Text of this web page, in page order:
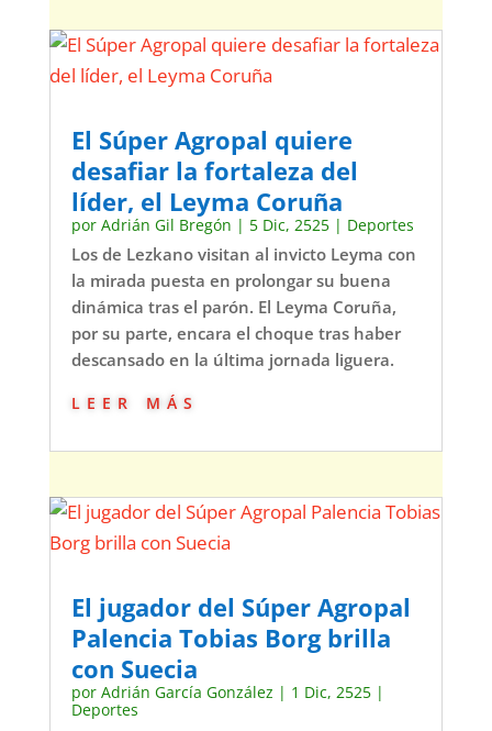
El Súper Agropal quiere
desafiar la fortaleza del
líder, el Leyma Coruña
por Adrián Gil Bregón | 5 Dic, 2525| Deportes
Los de Lezkano visitan al invicto Leyma con
la mirada puesta en prolongar su buena
dinámica tras el parón. El Leyma Coruña,
por su parte, encara el choque tras haber
descansado en la última jornada liguera.
leer más
El jugador del Súper Agropal
Palencia Tobias Borg brilla
con Suecia
por Adrián García González | 1 Dic, 2525|
Deportes